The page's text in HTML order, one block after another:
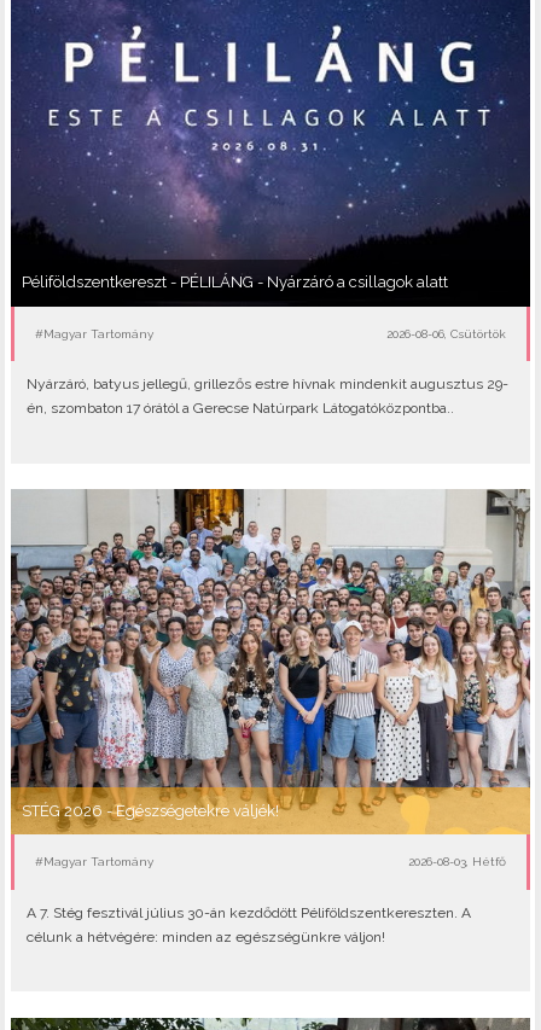
Péliföldszentkereszt - PÉLILÁNG - Nyárzáró a csillagok alatt
#Magyar Tartomány 2026-08-06, Csütörtök
Nyárzáró, batyus jellegű, grillezős estre hívnak mindenkit augusztus 29-
én, szombaton 17 órától a Gerecse Natúrpark Látogatóközpontba..
STÉG 2026 - Egészségetekre váljék!
#Magyar Tartomány 2026-08-03, Hétfő
A 7. Stég fesztivál július 30-án kezdődött Péliföldszentkereszten. A
célunk a hétvégére: minden az egészségünkre váljon!